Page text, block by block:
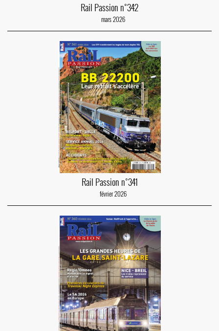
Rail Passion n°342
mars 2026
Rail Passion n°341
février 2026